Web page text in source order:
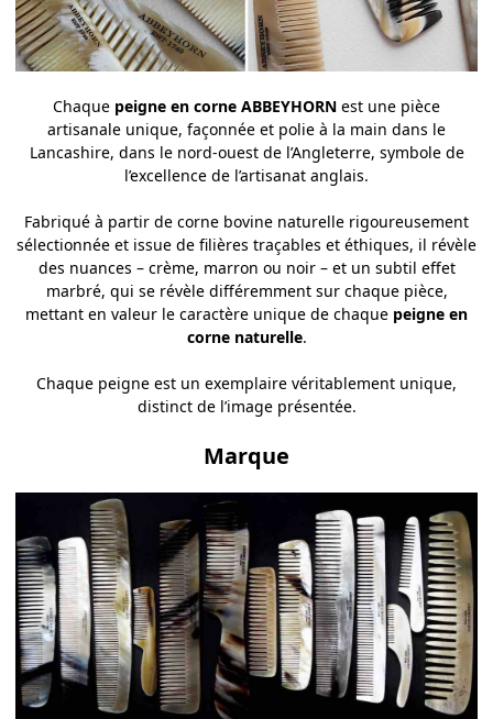
Chaque peigne en corne ABBEYHORN est une pièce
artisanale unique, façonnée et polie à la main dans le
Lancashire, dans le nord-ouest de l’Angleterre, symbole de
l’excellence de l’artisanat anglais.
Fabriqué à partir de corne bovine naturelle rigoureusement
sélectionnée et issue de filières traçables et éthiques, il révèle
des nuances – crème, marron ou noir – et un subtil effet
marbré, qui se révèle différemment sur chaque pièce,
mettant en valeur le caractère unique de chaque peigne en
corne naturelle.
Chaque peigne est un exemplaire véritablement unique,
distinct de l’image présentée.
Marque